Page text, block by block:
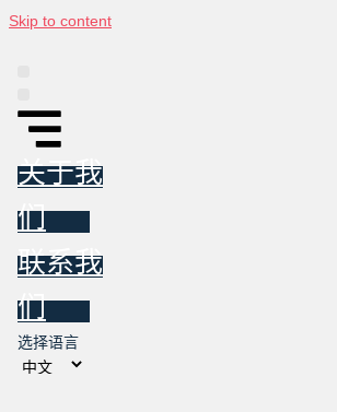
Skip to content
关于我
们
联系我
们
选择语言